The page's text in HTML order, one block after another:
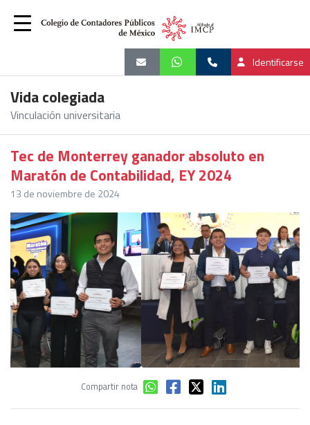
Identificarse
Vida colegiada
Vinculación universitaria
Tec de Monterrey ganador absoluto en
Maratón de Contabilidad, EY 2024
13 de noviembre de 2024
Previous Next
Compartir nota